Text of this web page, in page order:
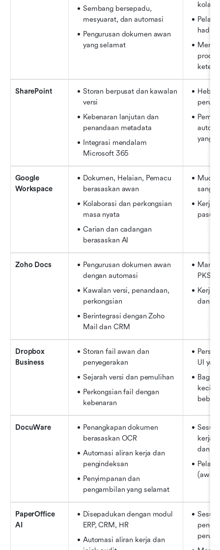
Sembang bersepadu,
mesyuarat, dan automasi
Pengurusan dokumen awan
yang selamat
Pelan
had
SharePoint
Storan berpusat dan kawalan
versi
Kebenaran lanjutan dan
penandaan metadata
Integrasi mendalam
Microsoft 365
Hebat
yang
Google
Workspace
Dokumen, Helaian, Pemacu
berasaskan awan
Kolaborasi dan perkongsian
masa nyata
Carian dan cadangan
berasaskan AI
Zoho Docs
Pengurusan dokumen awan
dengan automasi
Kawalan versi, penandaan,
perkongsian
Berintegrasi dengan Zoho
Mail dan CRM
PKS
dan
Dropbox
Business
Storan fail awan dan
penyegerakan
Sejarah versi dan pemulihan
Perkongsian fail dengan
kebenaran
UI
Bagus
kecil
bebas
DocuWare
Penangkapan dokumen
berasaskan OCR
Automasi aliran kerja dan
pengindeksan
Penyimpanan dan
pengambilan yang selamat
kerja
dan
PaperOffice
AI
Disepadukan dengan modul
ERP, CRM, HR
Automasi aliran kerja dan